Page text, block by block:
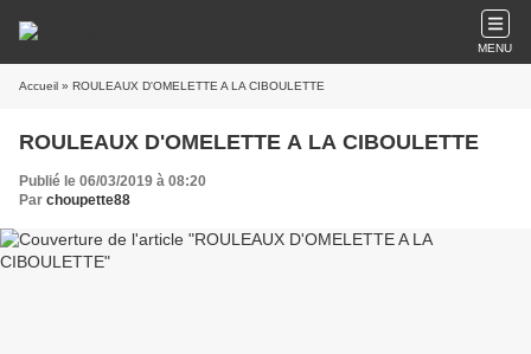
MENU
Accueil » ROULEAUX D'OMELETTE A LA CIBOULETTE
ROULEAUX D'OMELETTE A LA CIBOULETTE
Publié le 06/03/2019 à 08:20
Par choupette88